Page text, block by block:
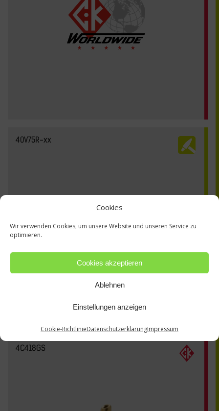
Cookies
Wir verwenden Cookies, um unsere Website und unseren Service zu
optimieren.
Cookies akzeptieren
Ablehnen
Einstellungen anzeigen
Cookie-RichtlinieDatenschutzerklärungImpressum
40V75R-xx
4C418GS